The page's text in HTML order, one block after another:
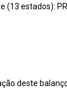
estados): PR,
deste